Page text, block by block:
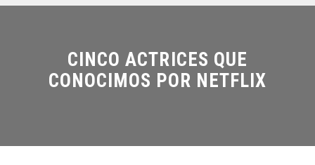
CINCO ACTRICES QUE
CONOCIMOS POR NETFLIX